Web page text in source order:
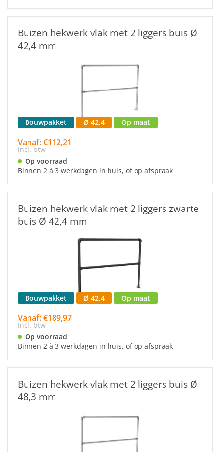
Buizen hekwerk vlak met 2 liggers buis Ø
42,4 mm
Bouwpakket Ø 42,4 Op maat
Vanaf: €112,21
Incl. btw
Op voorraad
Binnen 2 à 3 werkdagen in huis, of op afspraak
Buizen hekwerk vlak met 2 liggers zwarte
buis Ø 42,4 mm
Bouwpakket Ø 42,4 Op maat
Vanaf: €189,97
Incl. btw
Op voorraad
Binnen 2 à 3 werkdagen in huis, of op afspraak
Buizen hekwerk vlak met 2 liggers buis Ø
48,3 mm